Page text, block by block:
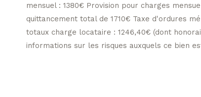
mensuel : 1380€ Provision pour charges
quittancement total de 1710€ Taxe d'ordures
totaux charge locataire : 1246,40€ (dont
informations sur les risques auxquels ce bien